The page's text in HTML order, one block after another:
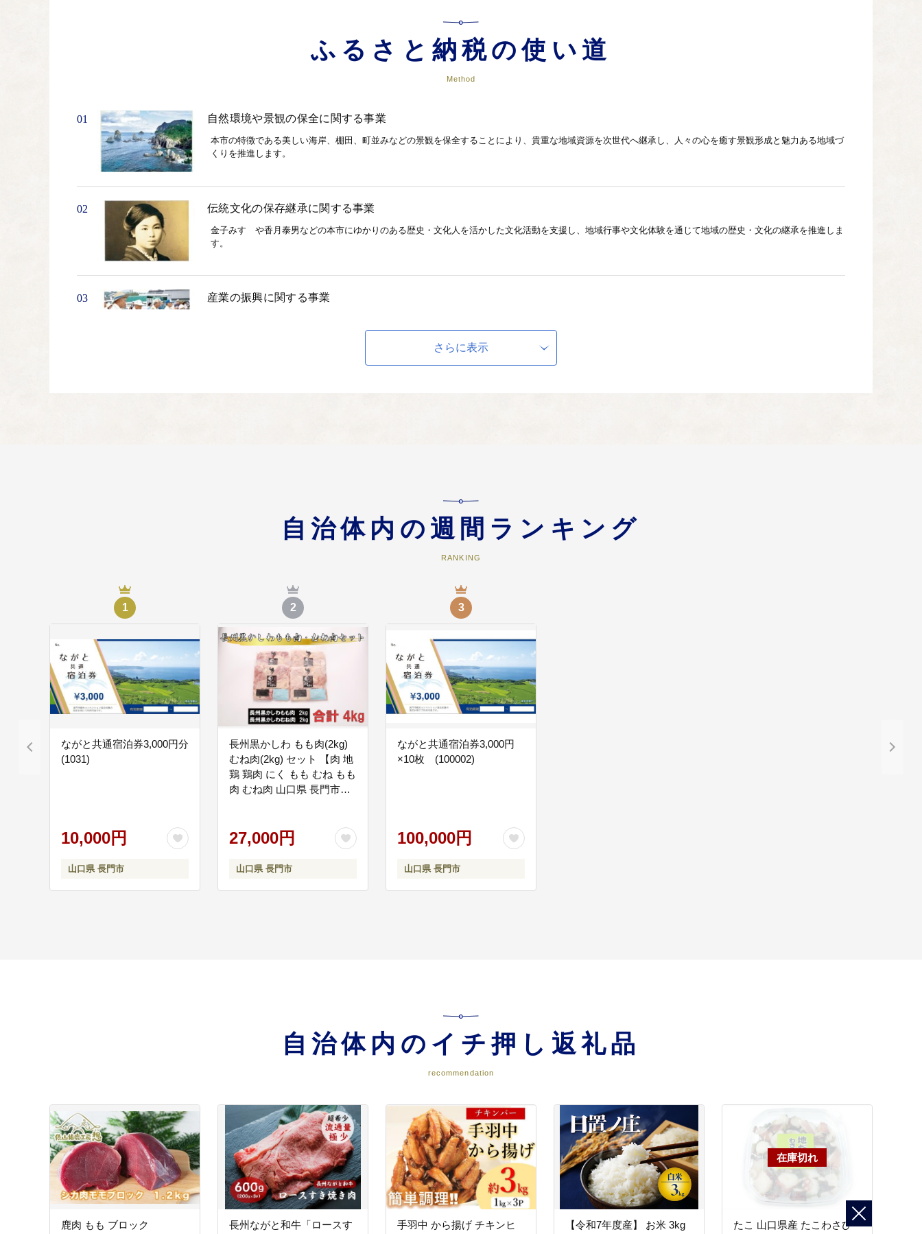
ふるさと納税の使い道
Method
01 自然環境や景観の保全に関する事業
本市の特徴である美しい海岸、棚田、町並みなどの景観を保全することにより、貴重な地域資源を次世代へ継承し、人々の心を癒す景観形成と魅力ある地域づ
くりを推進します。
02 伝統文化の保存継承に関する事業
金子みすゞや香月泰男などの本市にゆかりのある歴史・文化人を活かした文化活動を支援し、地域行事や文化体験を通じて地域の歴史・文化の継承を推進しま
す。
03 産業の振興に関する事業
さらに表示
自治体内の週間ランキング
RANKING
1
ながと共通宿泊券3,000円分
(1031)
10,000円
山口県 長門市
2
長州黒かしわ もも肉(2kg)
むね肉(2kg) セット 【肉 地
鶏 鶏肉 にく もも むね もも
肉 むね肉 山口県 長門市】
27,000円
山口県 長門市
3
ながと共通宿泊券3,000円
×10枚 (100002)
100,000円
山口県 長門市
自治体内のイチ押し返礼品
recommendation
鹿肉 もも ブロック 長州ながと和牛「ロースす 手羽中 から揚げ チキンヒ 【令和7年度産】 お米 3kg たこ 山口県産 たこわさび